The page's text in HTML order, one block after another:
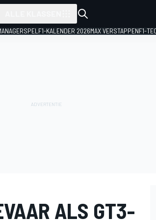
F1-KALENDER 2026MAX VERSTAPPENF1-
ALS GT3-